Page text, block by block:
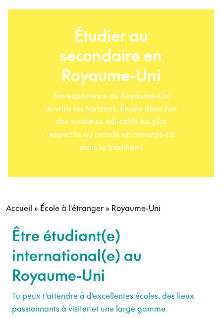
Étudier au
secondaire en
Royaume-Uni
Ton expérience au Royaume-Uni
ouvrira tes horizons. Étudie dans l’un
des systèmes éducatifs les plus
respectés au monde et immerge-toi
dans la tradition !
Accueil » École à l'étranger » Royaume-Uni
Être étudiant(e)
international(e) au
Royaume-Uni
Tu peux t’attendre à d’excellentes écoles, des lieux
passionnants à visiter et une large gamme